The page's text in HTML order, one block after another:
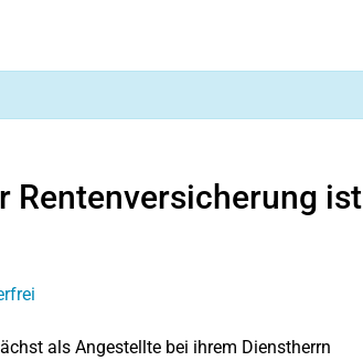
Rentenversicherung ist
als Angestellte bei ihrem Dienstherrn